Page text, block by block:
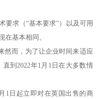
要求（“基本要求”）以及可用
在基本相同。
然而，为了让企业时间来适应
到2022年1月1日在大多数情
1日起立即对在英国出售的商